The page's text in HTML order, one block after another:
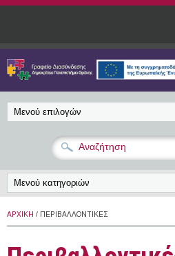
Παράκαμψη προς το κυρίως
ΑΡΧΙΚΉ / ΠΕΡΙΒΑΛΛΟΝΤΙΚΈΣ